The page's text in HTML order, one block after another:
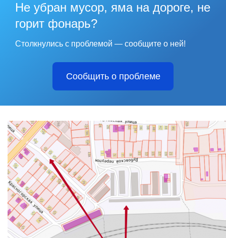
Не убран мусор, яма на дороге, не
горит фонарь?
Столкнулись с проблемой — сообщите о ней!
Сообщить о проблеме